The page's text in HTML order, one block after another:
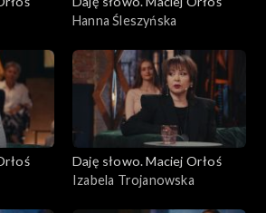
Hanna Śleszyńska
Daję słowo. Maciej Orłoś
Izabela Trojanowska